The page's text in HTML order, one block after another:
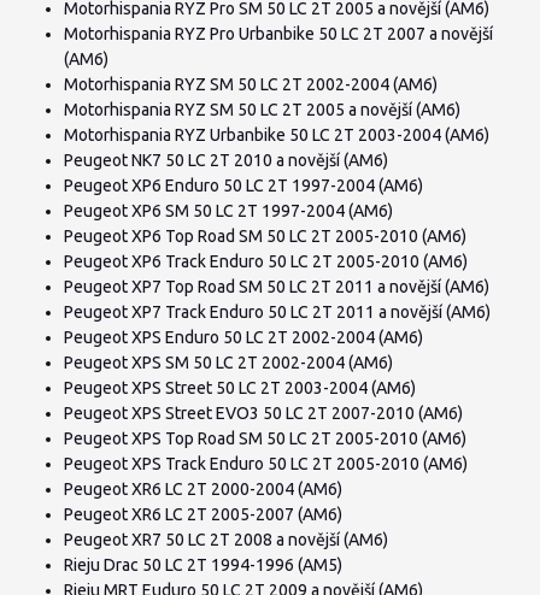
Motorhispania RYZ Pro SM 50 LC 2T 2005 a novější (AM6)
Motorhispania RYZ Pro Urbanbike 50 LC 2T 2007 a novější
(AM6)
Motorhispania RYZ SM 50 LC 2T 2002-2004 (AM6)
Motorhispania RYZ SM 50 LC 2T 2005 a novější (AM6)
Motorhispania RYZ Urbanbike 50 LC 2T 2003-2004 (AM6)
Peugeot NK7 50 LC 2T 2010 a novější (AM6)
Peugeot XP6 Enduro 50 LC 2T 1997-2004 (AM6)
Peugeot XP6 SM 50 LC 2T 1997-2004 (AM6)
Peugeot XP6 Top Road SM 50 LC 2T 2005-2010 (AM6)
Peugeot XP6 Track Enduro 50 LC 2T 2005-2010 (AM6)
Peugeot XP7 Top Road SM 50 LC 2T 2011 a novější (AM6)
Peugeot XP7 Track Enduro 50 LC 2T 2011 a novější (AM6)
Peugeot XPS Enduro 50 LC 2T 2002-2004 (AM6)
Peugeot XPS SM 50 LC 2T 2002-2004 (AM6)
Peugeot XPS Street 50 LC 2T 2003-2004 (AM6)
Peugeot XPS Street EVO3 50 LC 2T 2007-2010 (AM6)
Peugeot XPS Top Road SM 50 LC 2T 2005-2010 (AM6)
Peugeot XPS Track Enduro 50 LC 2T 2005-2010 (AM6)
Peugeot XR6 LC 2T 2000-2004 (AM6)
Peugeot XR6 LC 2T 2005-2007 (AM6)
Peugeot XR7 50 LC 2T 2008 a novější (AM6)
Rieju Drac 50 LC 2T 1994-1996 (AM5)
Rieju MRT Euduro 50 LC 2T 2009 a novější (AM6)